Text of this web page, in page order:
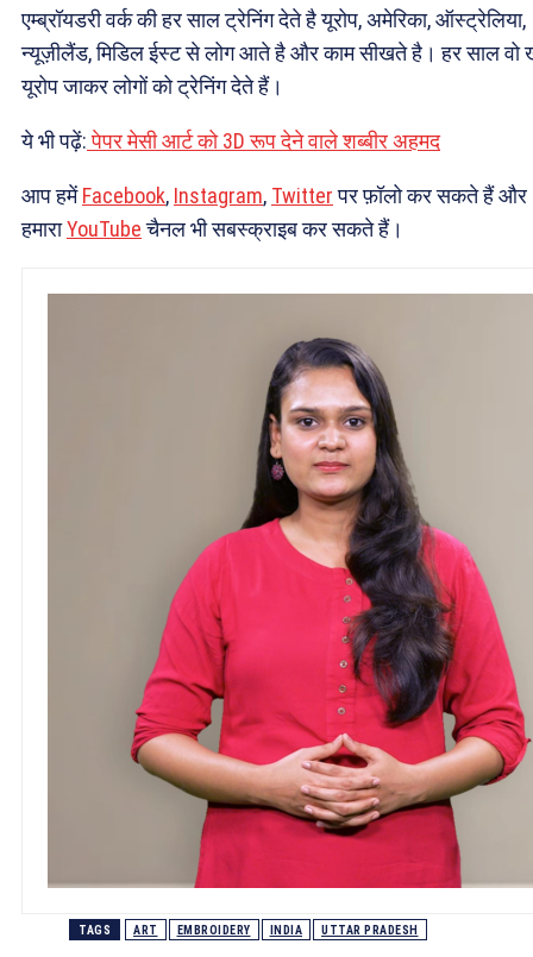
एम्ब्रॉयडरी वर्क की हर साल ट्रेनिंग देते है यूरोप, अमेरिका, ऑस्ट्रेलिया,
न्यूज़ीलैंड, मिडिल ईस्ट से लोग आते है और काम सीखते है। हर साल वो
यूरोप जाकर लोगों को ट्रेनिंग देते हैं।
ये भी पढ़ें: पेपर मेसी आर्ट को 3D रूप देने वाले शब्बीर अहमद
आप हमेंFacebook, Instagram, Twitterपर फ़ॉलो कर सकते हैं और
हमाराYouTubeचैनल भी सबस्क्राइब कर सकते हैं।
TAGS ART EMBROIDERY INDIA UTTAR PRADESH